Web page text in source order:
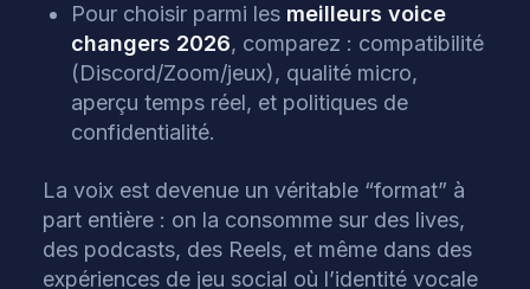
Pour choisir parmi les meilleurs voice
changers 2026, comparez : compatibilité
(Discord/Zoom/jeux), qualité micro,
aperçu temps réel, et politiques de
confidentialité.
La voix est devenue un véritable “format” à
part entière : on la consomme sur des lives,
des podcasts, des Reels, et même dans des
expériences de jeu social où l’identité vocale